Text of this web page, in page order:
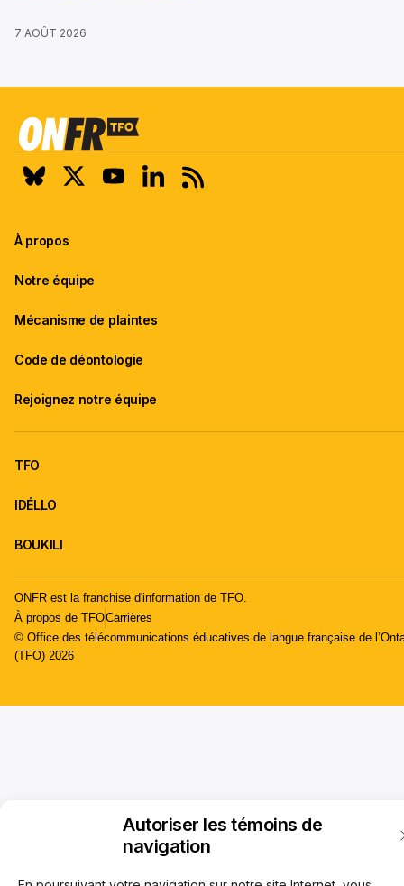
Autoriser les témoins de
navigation
7 AOÛT 2026
À propos
Notre équipe
Mécanisme de plaintes
Code de déontologie
Rejoignez notre équipe
TFO
IDÉLLO
BOUKILI
ONFR est la franchise d'information de TFO.
À propos de TFOCarrières
© Office des télécommunications éducatives de langue française de
(TFO) 2026